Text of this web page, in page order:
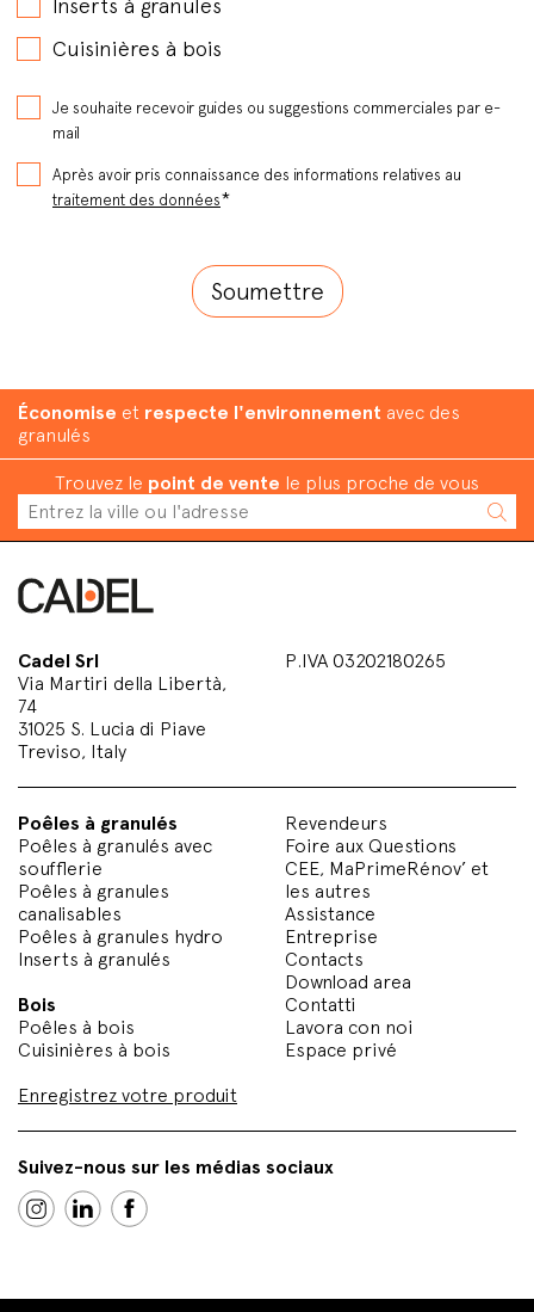
Inserts à granules
Cuisinières à bois
Je souhaite recevoir guides ou suggestions commerciales par e-
mail
Après avoir pris connaissance des informations relatives au
traitement des données*
Économise et respecte l'environnement avec des
granulés
Trouvez le point de vente le plus proche de vous
Cadel Srl
Via Martiri della Libertà,
74
31025 S. Lucia di Piave
Treviso, Italy
P.IVA 03202180265
Poêles à granulés
Poêles à granulés avec
soufflerie
Poêles à granules
canalisables
Poêles à granules hydro
Inserts à granulés
Bois
Poêles à bois
Cuisinières à bois
Enregistrez votre produit
Revendeurs
Foire aux Questions
CEE, MaPrimeRénov’ et
les autres
Assistance
Entreprise
Contacts
Download area
Contatti
Lavora con noi
Espace privé
Suivez-nous sur les médias sociaux